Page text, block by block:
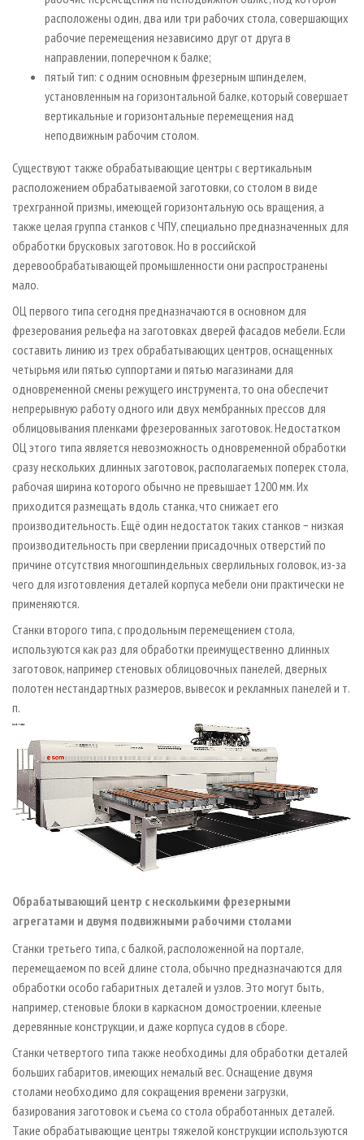
расположены один, два или три рабочих стола, совершающих
рабочие перемещения независимо друг от друга в
направлении, поперечном к балке;
пятый тип: с одним основным фрезерным шпинделем,
установленным на горизонтальной балке, который совершает
вертикальные и горизонтальные перемещения над
неподвижным рабочим столом.
Существуют также обрабатывающие центры с вертикальным
расположением обрабатываемой заготовки, со столом в виде
трехгранной призмы, имеющей горизонтальную ось вращения, а
также целая группа станков с ЧПУ, специально предназначенных для
обработки брусковых заготовок. Но в российской
деревообрабатывающей промышленности они распространены
мало.
ОЦ первого типа сегодня предназначаются в основном для
фрезерования рельефа на заготовках дверей фасадов мебели. Если
составить линию из трех обрабатывающих центров, оснащенных
четырьмя или пятью суппортами и пятью магазинами для
одновременной смены режущего инструмента, то она обеспечит
непрерывную работу одного или двух мембранных прессов для
облицовывания пленками фрезерованных заготовок. Недостатком
ОЦ этого типа является невозможность одновременной обработки
сразу нескольких длинных заготовок, располагаемых поперек стола,
рабочая ширина которого обычно не превышает 1200 мм. Их
приходится размещать вдоль станка, что снижает его
производительность. Ещё один недостаток таких станков − низкая
производительность при сверлении присадочных отверстий по
причине отсутствия многошпиндельных сверлильных головок, из-за
чего для изготовления деталей корпуса мебели они практически не
применяются.
Станки второго типа, с продольным перемещением стола,
используются как раз для обработки преимущественно длинных
заготовок, например стеновых облицовочных панелей, дверных
полотен нестандартных размеров, вывесок и рекламных панелей и т.
п.
Обрабатывающий центр с несколькими фрезерными
агрегатами и двумя подвижными рабочими столами
Станки третьего типа, с балкой, расположенной на портале,
перемещаемом по всей длине стола, обычно предназначаются для
обработки особо габаритных деталей и узлов. Это могут быть,
например, стеновые блоки в каркасном домостроении, клееные
деревянные конструкции, и даже корпуса судов в сборе.
Станки четвертого типа также необходимы для обработки деталей
больших габаритов, имеющих немалый вес. Оснащение двумя
столами необходимо для сокращения времени загрузки,
базирования заготовок и съема со стола обработанных деталей.
Такие обрабатывающие центры тяжелой конструкции используются